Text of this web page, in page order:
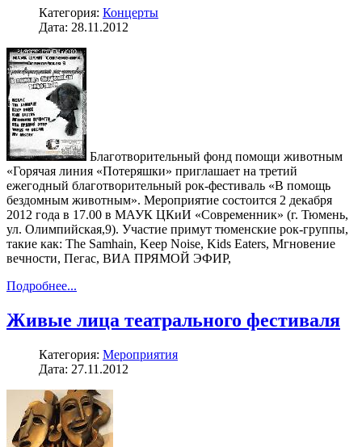
Категория: Концерты
Дата: 28.11.2012
Благотворительный фонд помощи животным
«Горячая линия «Потеряшки» приглашает на третий
ежегодный благотворительный рок-фестиваль «В помощь
бездомным животным». Мероприятие состоится 2 декабря
2012 года в 17.00 в МАУК ЦКиИ «Современник» (г. Тюмень,
ул. Олимпийская,9). Участие примут тюменские рок-группы,
такие как: The Samhain, Keep Noise, Kids Eaters, Мгновение
вечности, Пегас, ВИА ПРЯМОЙ ЭФИР,
Подробнее...
Живые лица театрального фестиваля
Категория: Мероприятия
Дата: 27.11.2012